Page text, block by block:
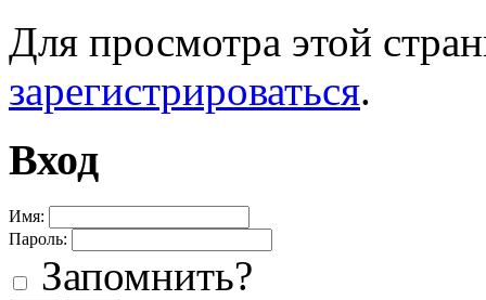
Для просмотра этой
зарегистрироваться.
Вход
Имя:
Пароль:
Запомнить?